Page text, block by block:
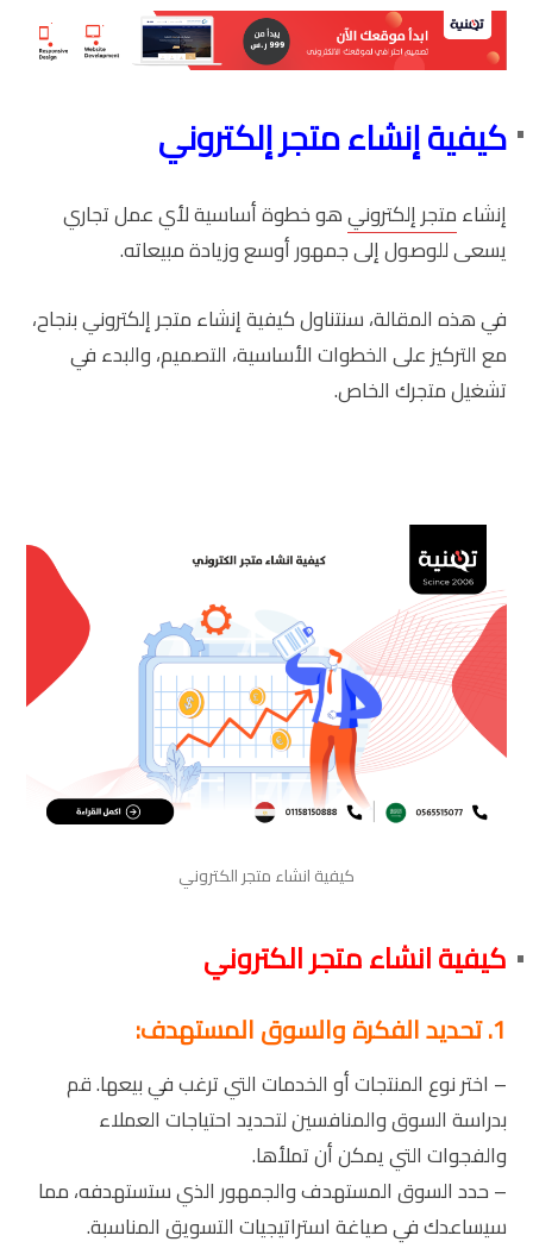
كيفية إنشاء متجر إلكتروني
إنشاءمتجر إلكترونيهو خطوة أساسية لأي عمل تجاري
يسعى للوصول إلى جمهور أوسع وزيادة مبيعاته.
في هذه المقالة، سنتناول كيفية إنشاء متجر إلكتروني بنجاح،
مع التركيز على الخطوات الأساسية، التصميم، والبدء في
تشغيل متجرك الخاص.
كيفية انشاء متجر الكتروني
كيفية انشاء متجر الكتروني
1. تحديد الفكرة والسوق المستهدف:
– اختر نوع المنتجات أو الخدمات التي ترغب في بيعها. قم
بدراسة السوق والمنافسين لتحديد احتياجات العملاء
والفجوات التي يمكن أن تملأها.
– حدد السوق المستهدف والجمهور الذي ستستهدفه، مما
سيساعدك في صياغة استراتيجيات التسويق المناسبة.